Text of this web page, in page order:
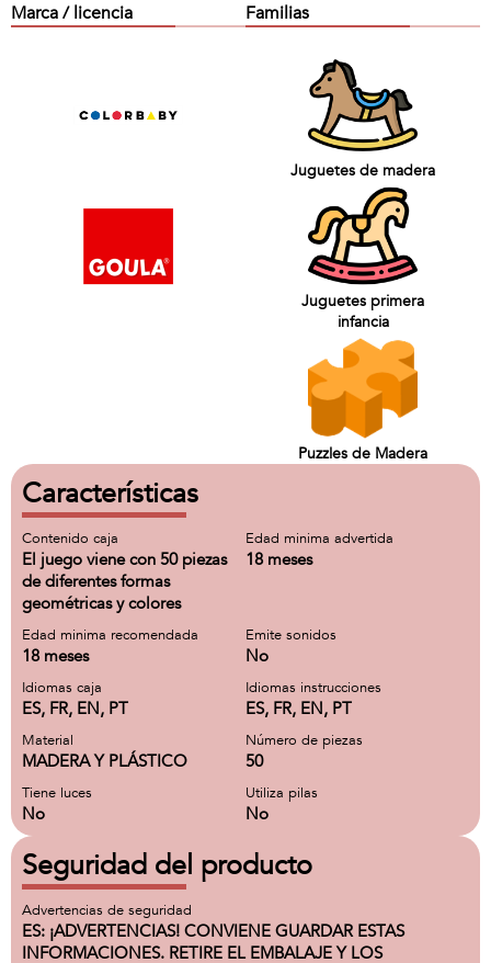
Marca / licencia Familias
Juguetes de madera
Juguetes primera
infancia
Puzzles de Madera
Características
Contenido caja
El juego viene con 50 piezas
de diferentes formas
geométricas y colores
Edad minima advertida
18 meses
Edad minima recomendada
18 meses
Emite sonidos
No
Idiomas caja
ES, FR, EN, PT
Idiomas instrucciones
ES, FR, EN, PT
Material
MADERA Y PLÁSTICO
Número de piezas
50
Tiene luces
No
Utiliza pilas
No
Seguridad del producto
Advertencias de seguridad
ES: ¡ADVERTENCIAS! CONVIENE GUARDAR ESTAS
INFORMACIONES. RETIRE EL EMBALAJE Y LOS